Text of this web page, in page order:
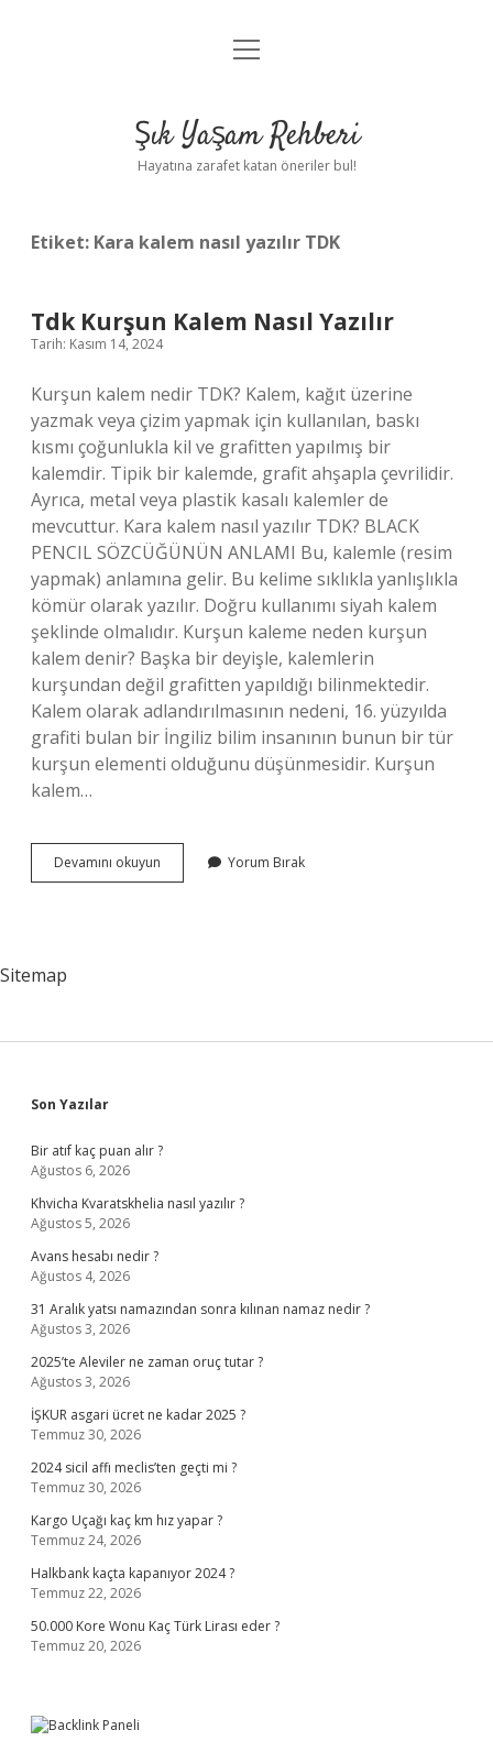
Anasayfa
Yasal Uyarı
menüyü
Şık Yaşam Rehberi
Hayatına zarafet katan öneriler bul!
Etiket: Kara kalem nasıl yazılır TDK
Tdk Kurşun Kalem Nasıl Yazılır
Tarih: Kasım 14, 2024
Kurşun kalem nedir TDK? Kalem, kağıt üzerine
yazmak veya çizim yapmak için kullanılan, baskı
kısmı çoğunlukla kil ve grafitten yapılmış bir
kalemdir. Tipik bir kalemde, grafit ahşapla çevrilidir.
Ayrıca, metal veya plastik kasalı kalemler de
mevcuttur. Kara kalem nasıl yazılır TDK? BLACK
PENCIL SÖZCÜĞÜNÜN ANLAMI Bu, kalemle (resim
yapmak) anlamına gelir. Bu kelime sıklıkla yanlışlıkla
kömür olarak yazılır. Doğru kullanımı siyah kalem
şeklinde olmalıdır. Kurşun kaleme neden kurşun
kalem denir? Başka bir deyişle, kalemlerin
kurşundan değil grafitten yapıldığı bilinmektedir.
Kalem olarak adlandırılmasının nedeni, 16. yüzyılda
grafiti bulan bir İngiliz bilim insanının bunun bir tür
kurşun elementi olduğunu düşünmesidir. Kurşun
kalem…
Devamını okuyun
Kurşun
Yorum Bırak
Sitemap
Sidebar
Son Yazılar
Bir atıf kaç puan alır ?
Ağustos 6, 2026
Khvicha Kvaratskhelia nasıl yazılır ?
Ağustos 5, 2026
Avans hesabı nedir ?
Ağustos 4, 2026
31 Aralık yatsı namazından sonra kılınan namaz nedir ?
Ağustos 3, 2026
2025’te Aleviler ne zaman oruç tutar ?
Ağustos 3, 2026
İŞKUR asgari ücret ne kadar 2025 ?
Temmuz 30, 2026
2024 sicil affı meclis’ten geçti mi ?
Temmuz 30, 2026
Kargo Uçağı kaç km hız yapar ?
Temmuz 24, 2026
Halkbank kaçta kapanıyor 2024 ?
Temmuz 22, 2026
50.000 Kore Wonu Kaç Türk Lirası eder ?
Temmuz 20, 2026